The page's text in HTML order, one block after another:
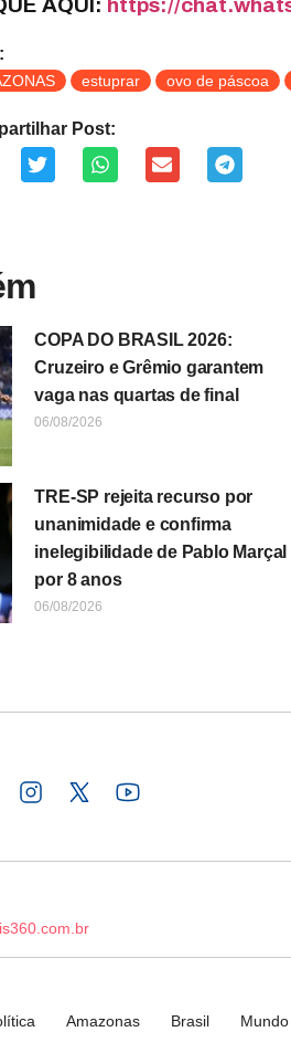
estuprar ovo de páscoa
Post:
COPA DO BRASIL 2026:
Cruzeiro e Grêmio garantem
vaga nas quartas de final
06/08/2026
TRE-SP rejeita recurso por
unanimidade e confirma
inelegibilidade de Pablo Marçal
por 8 anos
06/08/2026
Amazonas Brasil Mundo